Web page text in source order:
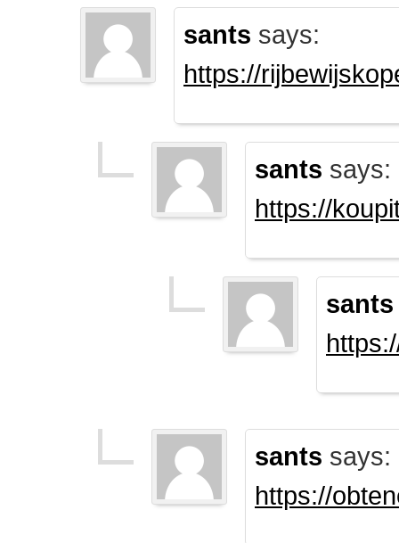
sants says:
https://
sants says:
https://
sants
sants says:
https://